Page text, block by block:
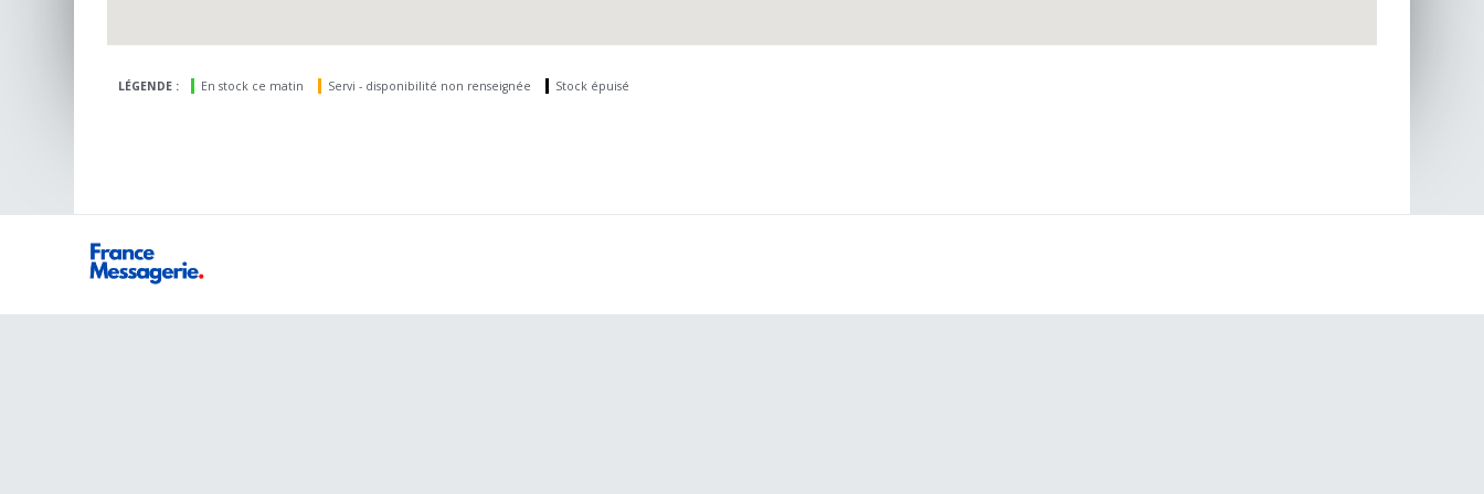
LÉGENDE : En stock ce matin Servi - disponibilité non renseignée Stock épuisé